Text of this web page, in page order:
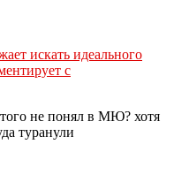
искать идеального
с
не понял в МЮ? хотя
туранули